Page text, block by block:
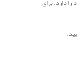
دارد. برای